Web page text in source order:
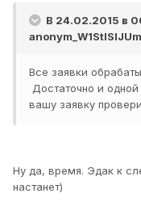
В 24.02.2015 в
Все заявки
Достаточно и
вашу заявку
Ну да, время. Эдак к
настанет)